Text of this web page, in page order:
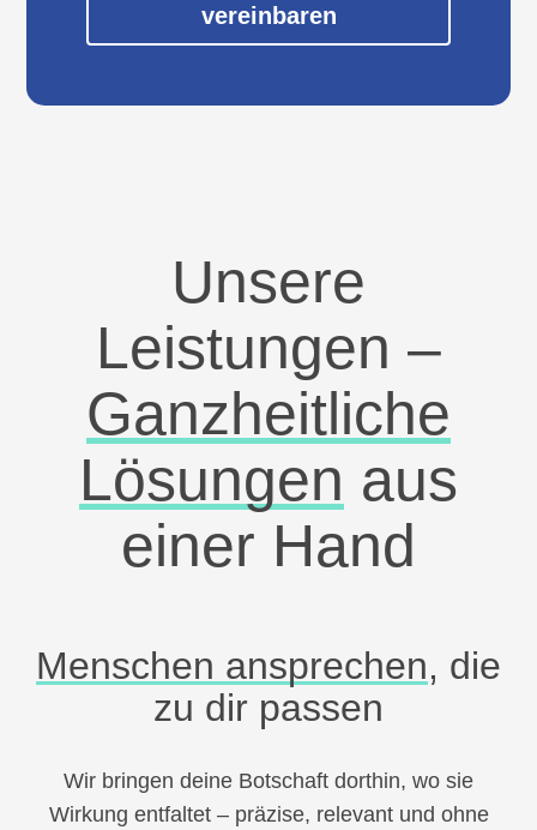
vereinbaren
Unsere
Leistungen –
Ganzheitliche
Lösungen aus
einer Hand
Menschen ansprechen, die
zu dir passen
Wir bringen deine Botschaft dorthin, wo sie
Wirkung entfaltet – präzise, relevant und ohne